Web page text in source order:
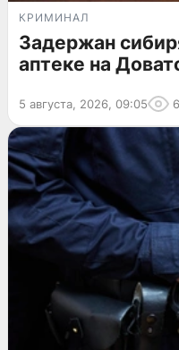
КРИМИНАЛ
Задержан
аптеке на
5 августа, 2026, 09:05 6